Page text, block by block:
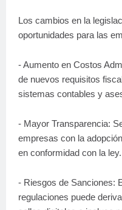
Los cambios en la
oportunidades para las
- Aumento en Costos
de nuevos requisitos
sistemas contables y
- Mayor Transparencia:
empresas con la
en conformidad con la ley.
- Riesgos de Sanciones:
regulaciones puede